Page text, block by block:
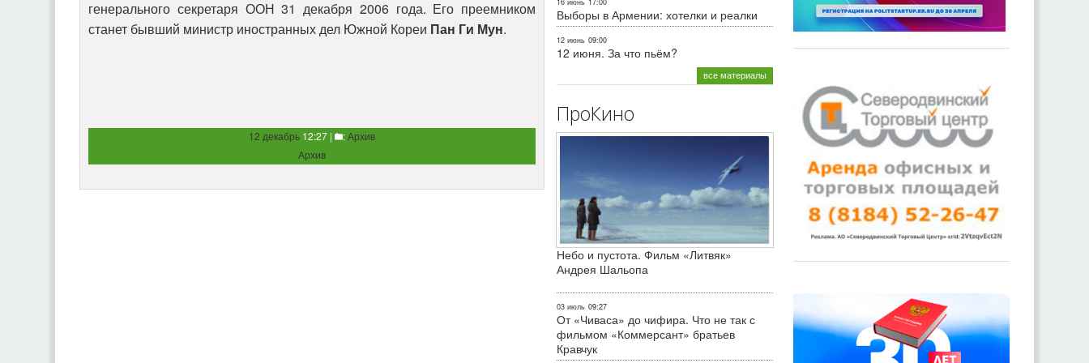
генерального секретаря ООН 31 декабря 2006 года. Его преемником
станет бывший министр иностранных дел Южной Кореи Пан Ги Мун.
12 декабрь 12:27 | :Архив
Архив
Выборы в Армении: хотелки и реалки
12 июнь 09:00
12 июня. За что пьём?
все материалы
ПроКино
Небо и пустота. Фильм «Литвяк»
Андрея Шальопа
03 июль 09:27
От «Чиваса» до чифира. Что не так с
фильмом «Коммерсант» братьев
Кравчук